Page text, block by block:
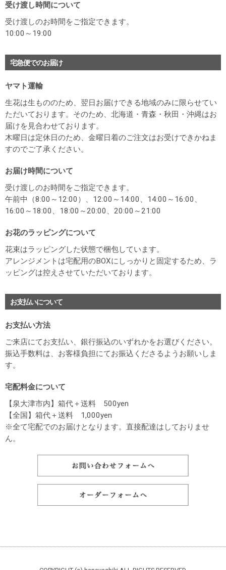
受け渡し時間について
受け渡しのお時間をご指定できます。
10:00～19:00
宅急便でのお届け
ヤマト運輸
生花は生もののため、翌日お届けできる地域のみに限らせてい
ただいております。そのため、北海道・青森・秋田・沖縄はお
届けを見合わせております。
木曜日は定休日のため、金曜日着のご注文はお受けできかねま
すのでご了承ください。
お届け時間について
受け渡しのお時間をご指定できます。
午前中（8:00～12:00）、12:00～14:00、14:00～16:00、
16:00～18:00、18:00～20:00、20:00～21:00
お花のラッピングについて
花束はラッピングした状態で梱包しています。
アレンジメントは宅配用のBOXにしっかりと固定するため、ラ
ッピングは控えさせていただいております。
お支払いについて
お支払い方法
ご来店にてお支払い、銀行振込のいずれかをお選びください。
振込手数料は、お客様負担にてお振込くださるようお願いしま
す。
宅配料金について
【泉大津市内】箱代＋送料 500yen
【全国】箱代＋送料 1,000yen
※全て宅配でのお届けとなります。直接配達はしておりませ
ん。